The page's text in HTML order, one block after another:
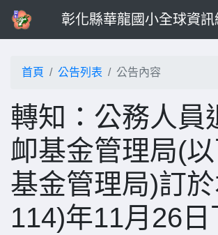
彰化縣華龍國小全球資訊
首頁 公告列表 公告內容
轉知：公務人員
卹基金管理局(
基金管理局)訂
114)年11月26